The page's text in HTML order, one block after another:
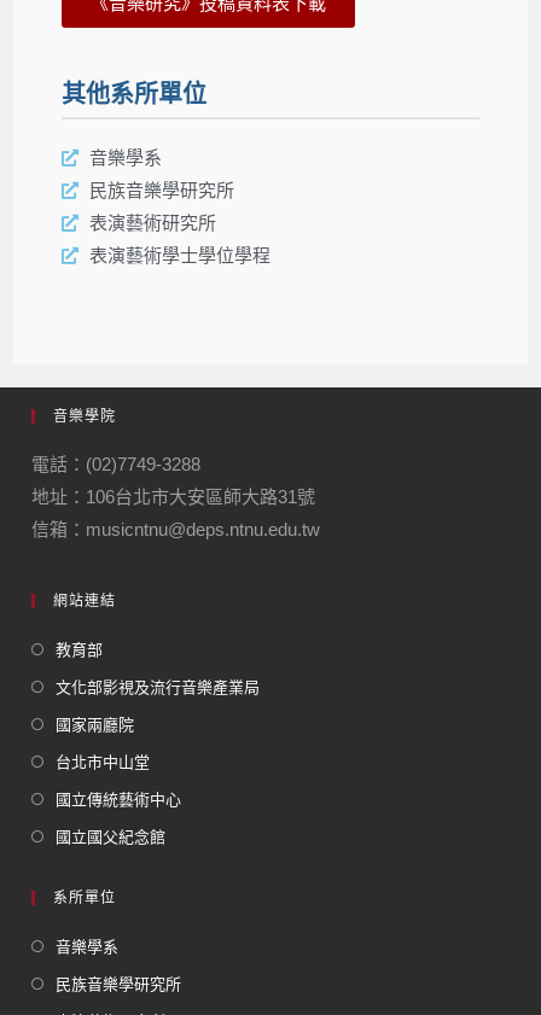
其他系所單位
音樂學系
民族音樂學研究所
表演藝術研究所
表演藝術學士學位學程
音樂學院
電話：(02)7749-3288
地址：106台北市大安區師大路31號
信箱：musicntnu@deps.ntnu.edu.tw
網站連結
教育部
文化部影視及流行音樂產業局
國家兩廳院
台北市中山堂
國立傳統藝術中心
國立國父紀念館
系所單位
音樂學系
民族音樂學研究所